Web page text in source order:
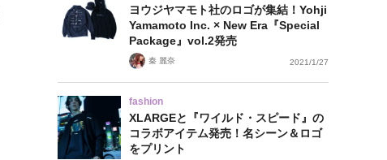
ヨウジヤマモト社のロゴが集結！Yohji
Yamamoto Inc. × New Era『Special
Package』vol.2発売
秦 麗奈 2021/1/27
fashion
XLARGEと『ワイルド・スピード』の
コラボアイテム発売！名シーン＆ロゴ
をプリント